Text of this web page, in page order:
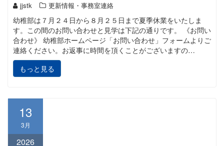
jjstk 更新情報・事務室連絡
幼稚部は７月２４日から８月２５日まで夏季休業をいたしま
す。この間のお問い合わせと見学は下記の通りです。 《お問い
合わせ》 幼稚部ホームページ「お問い合わせ」フォームよりご
連絡ください。お返事に時間を頂くことがございますの…
もっと見る
13
3月
2026